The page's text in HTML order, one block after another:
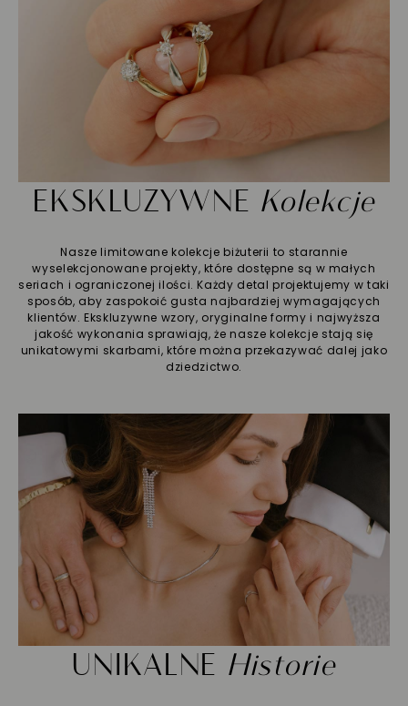
EKSKLUZYWNE Kolekcje
Nasze limitowane kolekcje biżuterii to starannie
wyselekcjonowane projekty, które dostępne są w małych
seriach i ograniczonej ilości. Każdy detal projektujemy w taki
sposób, aby zaspokoić gusta najbardziej wymagających
klientów. Ekskluzywne wzory, oryginalne formy i najwyższa
jakość wykonania sprawiają, że nasze kolekcje stają się
unikatowymi skarbami, które można przekazywać dalej jako
dziedzictwo.
UNIKALNE Historie